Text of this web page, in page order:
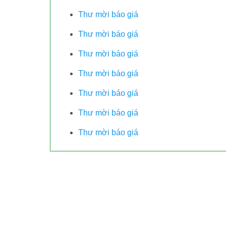
Thư mời báo giá
Thư mời báo giá
Thư mời báo giá
Thư mời báo giá
Thư mời báo giá
Thư mời báo giá
Thư mời báo giá